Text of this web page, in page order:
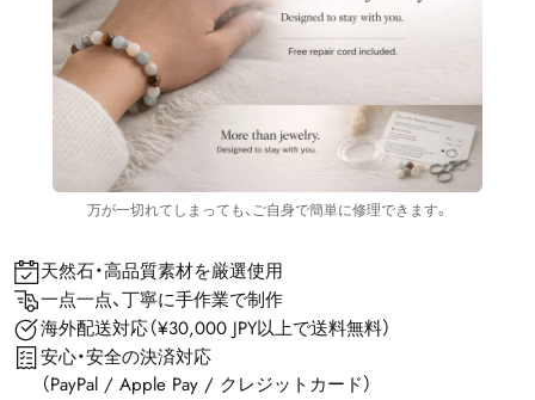
万が一切れてしまっても、ご自身で簡単に修理できます。
天然石・高品質素材を厳選使用
一点一点、丁寧に手作業で制作
海外配送対応（¥30,000 JPY以上で送料無料）
安心・安全の決済対応
（PayPal / Apple Pay / クレジットカード）